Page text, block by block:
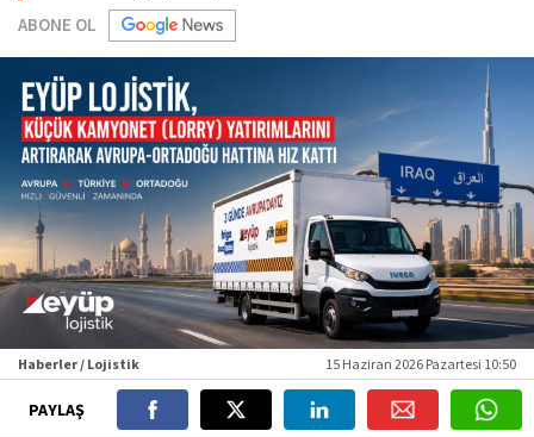
ABONE OL
Haberler / Lojistik 15 Haziran 2026 Pazartesi 10:50
PAYLAŞ